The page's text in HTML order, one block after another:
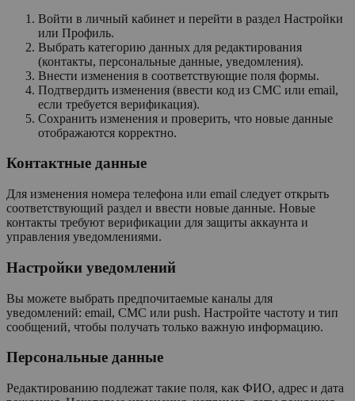
Войти в личный кабинет и перейти в раздел Настройки
или Профиль.
Выбрать категорию данных для редактирования
(контакты, персональные данные, уведомления).
Внести изменения в соответствующие поля формы.
Подтвердить изменения (ввести код из СМС или email,
если требуется верификация).
Сохранить изменения и проверить, что новые данные
отображаются корректно.
Контактные данные
Для изменения номера телефона или email следует открыть
соответствующий раздел и ввести новые данные. Новые
контакты требуют верификации для защиты аккаунта и
управления уведомлениями.
Настройки уведомлений
Вы можете выбрать предпочитаемые каналы для
уведомлений: email, СМС или push. Настройте частоту и тип
сообщений, чтобы получать только важную информацию.
Персональные данные
Редактированию подлежат такие поля, как ФИО, адрес и дата